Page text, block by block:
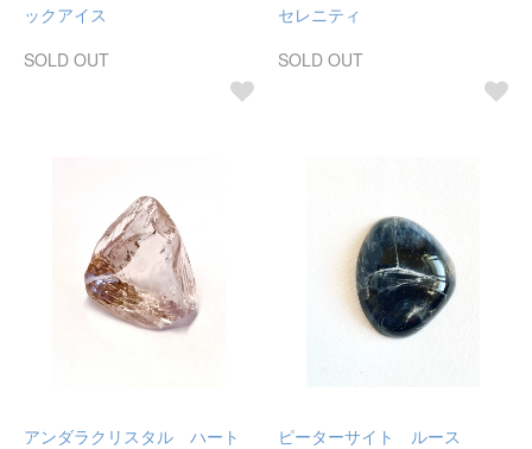
ックアイス
SOLD OUT
セレニティ
SOLD OUT
アンダラクリスタル ハート
ピーターサイト ルース